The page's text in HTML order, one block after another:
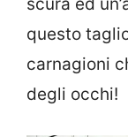
questo
carnagioni
degli occhi!